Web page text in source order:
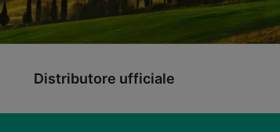
Distributore ufficiale